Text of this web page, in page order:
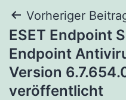
Vorheriger
ESET Endpoint
Endpoint
Version
veröffentlicht